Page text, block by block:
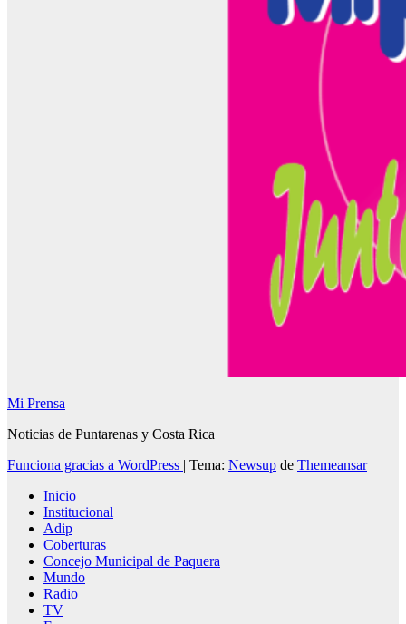
Mi Prensa
Noticias de Puntarenas y Costa Rica
Funciona gracias a WordPress | Tema: Newsup de Themeansar
Inicio
Institucional
Adip
Coberturas
Concejo Municipal de Paquera
Mundo
Radio
TV